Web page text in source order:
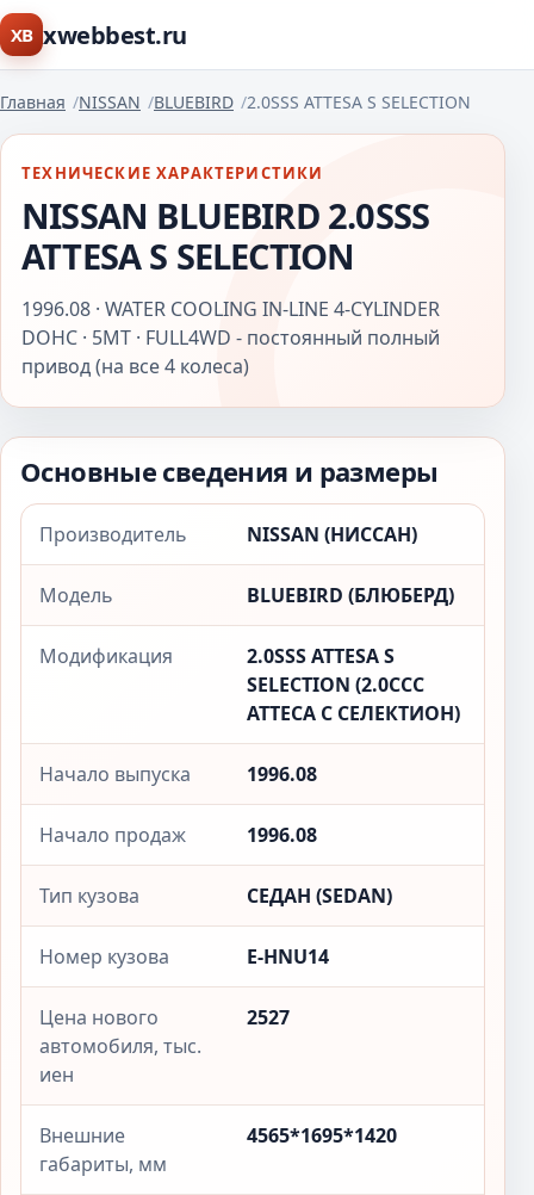
XB xwebbest.ru
Главная NISSAN BLUEBIRD 2.0SSS ATTESA S SELECTION
ТЕХНИЧЕСКИЕ ХАРАКТЕРИСТИКИ
NISSAN BLUEBIRD 2.0SSS
ATTESA S SELECTION
1996.08 · WATER COOLING IN-LINE 4-CYLINDER
DOHC · 5MT · FULL4WD - постоянный полный
привод (на все 4 колеса)
Основные сведения и размеры
Производитель NISSAN (НИССАН)
Модель BLUEBIRD (БЛЮБЕРД)
Модификация
2.0SSS ATTESA S
SELECTION (2.0ССС
АТТЕСА С СЕЛЕКТИОН)
Начало выпуска 1996.08
Начало продаж 1996.08
Тип кузова СЕДАН (SEDAN)
Номер кузова E-HNU14
Цена нового
автомобиля, тыс.
иен
2527
Внешние
габариты, мм
4565*1695*1420